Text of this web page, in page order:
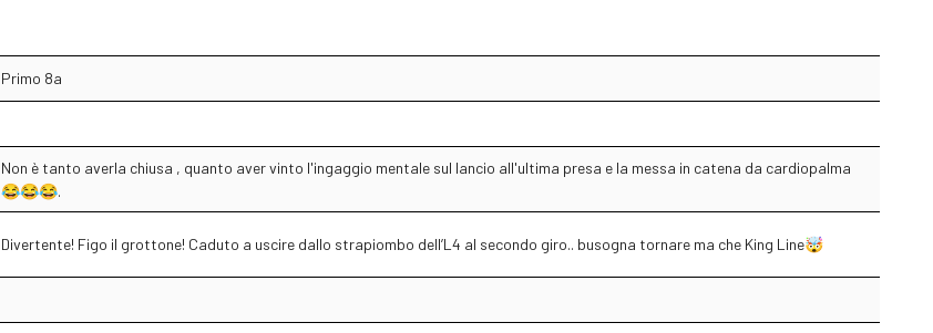
Primo 8a
Non è tanto averla chiusa , quanto aver vinto l'ingaggio mentale sul lancio all'ultima presa e la messa in catena da cardiopalma
😂😂😂.
Divertente! Figo il grottone! Caduto a uscire dallo strapiombo dell’L4 al secondo giro.. busogna tornare ma che King Line🤯